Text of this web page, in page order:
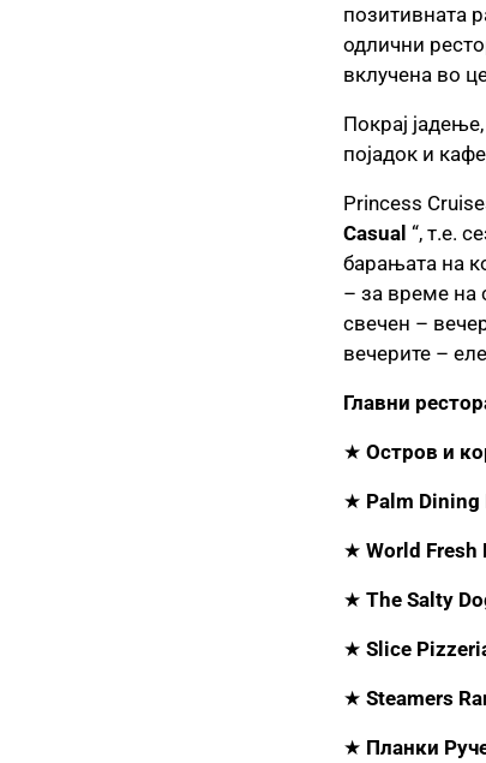
позитивната
одлични
вклучена во
Покрај
појадок и
Princess
Casual “, т.е.
барањата на
– за време на
свечен –
вечерите –
Главни
★ Остров и
★ Palm Dining
★ World Fresh
★ The Salty
★ Slice
★ Steamers
★ Планки